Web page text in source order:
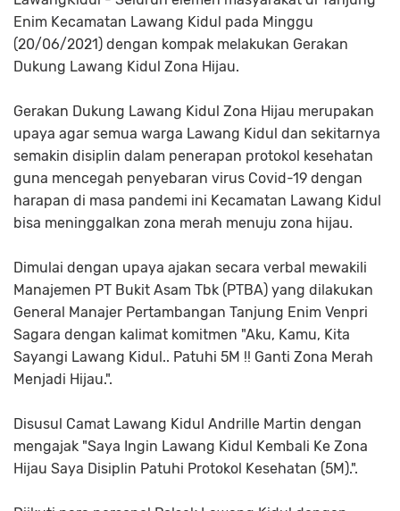
Enim Kecamatan Lawang Kidul pada Minggu
(20/06/2021) dengan kompak melakukan Gerakan
Dukung Lawang Kidul Zona Hijau.
Gerakan Dukung Lawang Kidul Zona Hijau merupakan
upaya agar semua warga Lawang Kidul dan sekitarnya
semakin disiplin dalam penerapan protokol kesehatan
guna mencegah penyebaran virus Covid-19 dengan
harapan di masa pandemi ini Kecamatan Lawang Kidul
bisa meninggalkan zona merah menuju zona hijau.
Dimulai dengan upaya ajakan secara verbal mewakili
Manajemen PT Bukit Asam Tbk (PTBA) yang dilakukan
General Manajer Pertambangan Tanjung Enim Venpri
Sagara dengan kalimat komitmen "Aku, Kamu, Kita
Sayangi Lawang Kidul.. Patuhi 5M !! Ganti Zona Merah
Menjadi Hijau.".
Disusul Camat Lawang Kidul Andrille Martin dengan
mengajak "Saya Ingin Lawang Kidul Kembali Ke Zona
Hijau Saya Disiplin Patuhi Protokol Kesehatan (5M).".